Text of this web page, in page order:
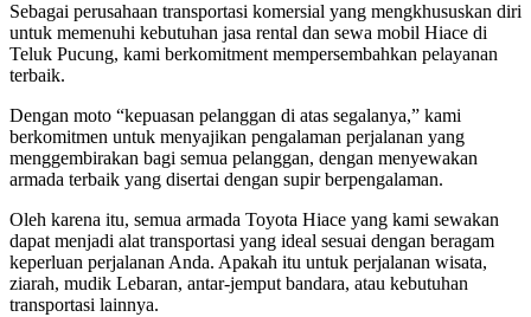
Sebagai perusahaan transportasi komersial yang mengkhususkan diri
untuk memenuhi kebutuhan jasa rental dan sewa mobil Hiace di
Teluk Pucung, kami berkomitment mempersembahkan pelayanan
terbaik.
Dengan moto “kepuasan pelanggan di atas segalanya,” kami
berkomitmen untuk menyajikan pengalaman perjalanan yang
menggembirakan bagi semua pelanggan, dengan menyewakan
armada terbaik yang disertai dengan supir berpengalaman.
Oleh karena itu, semua armada Toyota Hiace yang kami sewakan
dapat menjadi alat transportasi yang ideal sesuai dengan beragam
keperluan perjalanan Anda. Apakah itu untuk perjalanan wisata,
ziarah, mudik Lebaran, antar-jemput bandara, atau kebutuhan
transportasi lainnya.